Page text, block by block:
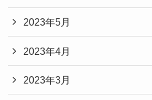
2023年5月
2023年4月
2023年3月